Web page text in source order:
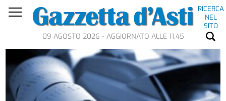
RICERCA
NEL
SITO
09 AGOSTO 2026 - AGGIORNATO ALLE 11.45